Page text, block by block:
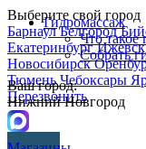
Выберите свой город
БарнаулБелгород
Екатеринбург
Новосибирск
ТюменьЧебоксары
Перезвонить
Гидромассаж
Что такое
Собрать
Ваш город:
Нижний Новгород